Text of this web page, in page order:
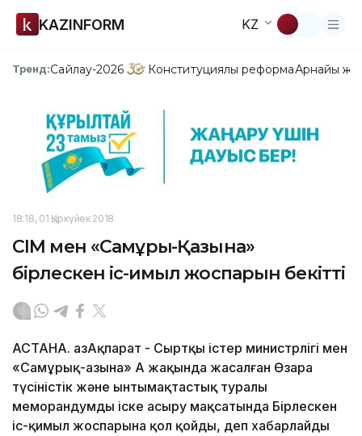
KAZINFORM KZ
Тренд:Сайлау-2026 Конституциялық реформаАрнайы
18:18, 01 Қыркүйек 2018
СІМ мен «Самұрық-Қазына»
бірлескен іс-қимыл жоспарын бекітті
АСТАНА. ҚазАқпарат - Сыртқы істер министрлігі мен
«Самұрық-Қазына» АҚ жақында жасалған Өзара
түсіністік және ынтымақтастық туралы
меморандумды іске асыру мақсатында Бірлескен
іс-қимыл жоспарына қол қойды, деп хабарлайды